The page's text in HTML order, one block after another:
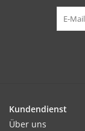
Kundendienst
Über uns